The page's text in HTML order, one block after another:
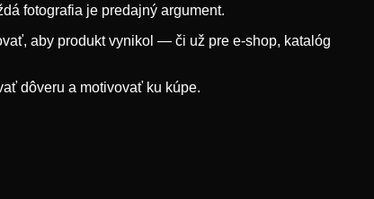
fotografia je predajný argument.
aby produkt vynikol — či už pre e-shop, katalóg
dôveru a motivovať ku kúpe.